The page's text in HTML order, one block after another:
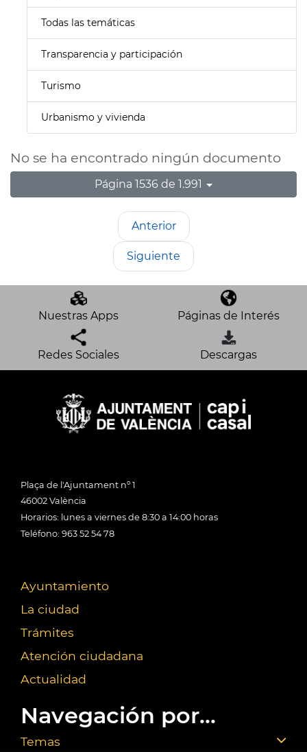
Todas las temáticas
Transparencia y participación
Turismo
Urbanismo y vivienda
No se ha encontrado ningún documento
Página 1536 de 1.991
Anterior
Siguiente
Nuestras Apps Páginas de Interés
Redes Sociales Descargas
Plaça de l'Ajuntament nº 1
46002 València
Horarios: lunes a viernes de 8:30 a 14:00 horas
Teléfono: 963 52 54 78
Ayuntamiento
La ciudad
Trámites
Atención ciudadana
Actualidad
Navegación por...
Temas